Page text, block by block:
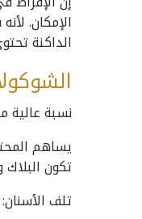
الإمكان.
الداكنة
نسبة عالية
يساهم
تكون البلاك
تلف الأسنان: